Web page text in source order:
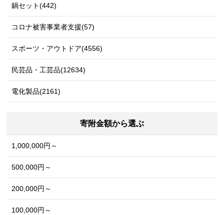
鍋セット(442)
コロナ被害事業者支援(57)
スポーツ・アウトドア(4556)
民芸品・工芸品(12634)
電化製品(2161)
寄附金額から選ぶ
1,000,000円～
500,000円～
200,000円～
100,000円～